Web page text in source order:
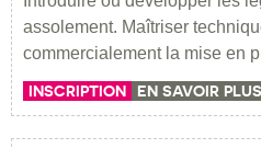
assolement. Maîtriser
commercialement la mise en
INSCRIPTION EN SAVOIR PLUS